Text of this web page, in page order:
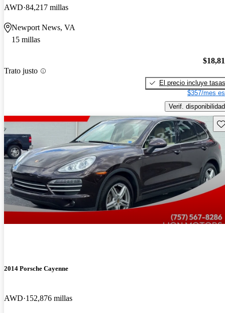
AWD 84,217 millas
Newport News, VA
15 millas
Trato justo
El precio incluye tasas
$357/mes
Verif. disponibilidad
2014 Porsche Cayenne
AWD 152,876 millas